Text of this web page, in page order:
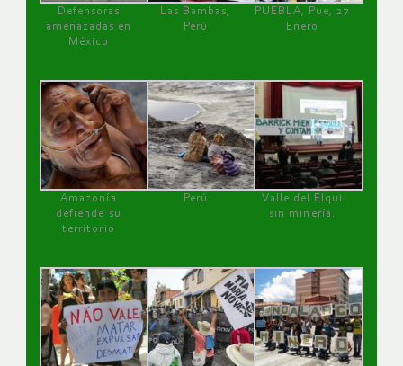
Defensoras
amenazadas en
México
Las Bambas,
Perú
PUEBLA, Pue, 27
Enero
Amazonía
defiende su
territorio
Perú
Valle del Elqui
sin minería.